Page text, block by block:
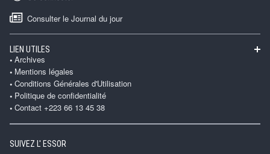
Consulter le Journal du jour
LIEN UTILES
Archives
Mentions légales
Conditions Générales d'Utilisation
Politique de confidentialité
Contact +223 66 13 45 38
SUIVEZ L' ESSOR